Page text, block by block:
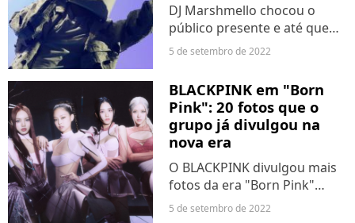
DJ Marshmello chocou o
público presente e até quem
acompanhou de casa ao
Rock in Rio 2022 no último
sábado (03). Mediante a
tanta...
5 de setembro de 2022
BLACKPINK em "Born
Pink": 20 fotos que o
grupo já divulgou na
nova era
O BLACKPINK divulgou mais
fotos da era "Born Pink"
nesta segunda-feira (5), se
5 de setembro de 2022